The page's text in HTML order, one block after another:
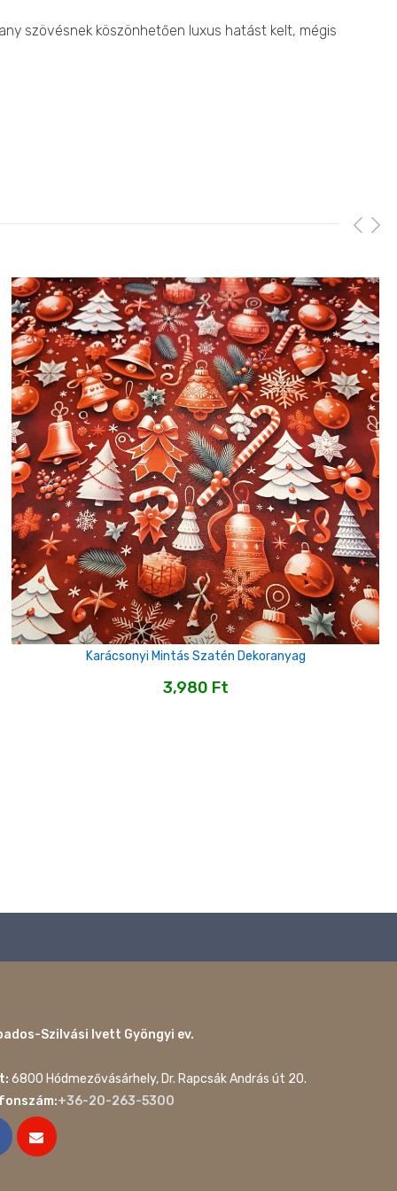
szövésnek köszönhetően luxus hatást kelt, mégis
Karácsonyi Mintás Szatén Dekoranyag
3,980 Ft
Szilvási Ivett Gyöngyi ev.
6800 Hódmezővásárhely, Dr. Rapcsák András út 20.
+36-20-263-5300